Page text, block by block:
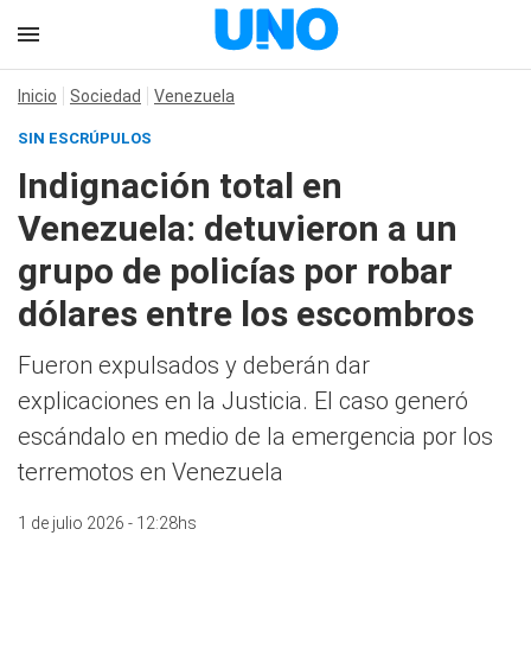
Inicio Sociedad Venezuela
SIN ESCRÚPULOS
Indignación total en
Venezuela: detuvieron a un
grupo de policías por robar
dólares entre los escombros
Fueron expulsados y deberán dar
explicaciones en la Justicia. El caso generó
escándalo en medio de la emergencia por los
terremotos en Venezuela
1 de julio 2026 - 12:28hs